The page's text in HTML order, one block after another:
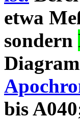
etwa
sondern
bis